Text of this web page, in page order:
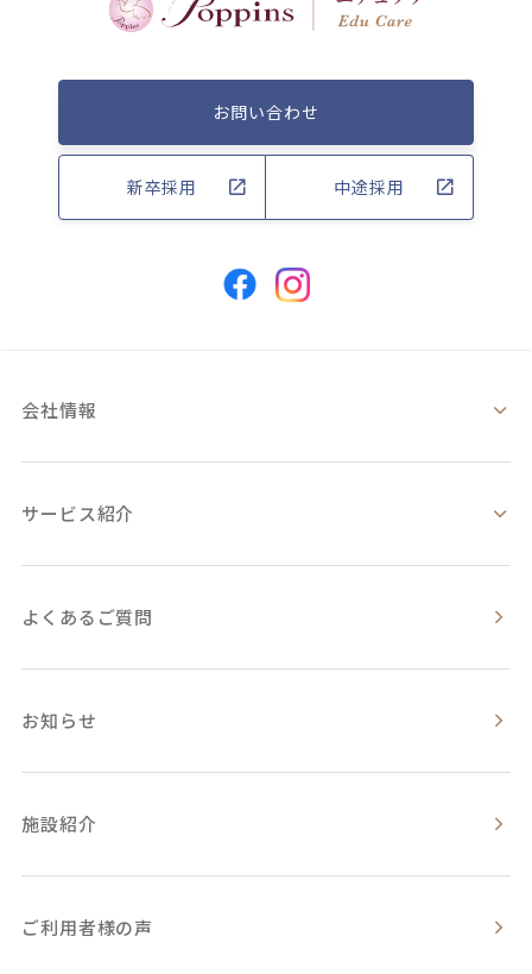
お問い合わせ
新卒採用 中途採用
会社情報
サービス紹介
よくあるご質問
お知らせ
施設紹介
ご利用者様の声